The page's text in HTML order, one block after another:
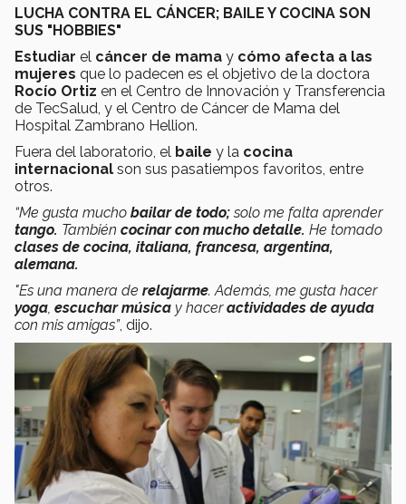
LUCHA CONTRA EL CÁNCER; BAILE Y COCINA SON
SUS "HOBBIES"
Estudiar el cáncer de mama y cómo afecta a las
mujeres que lo padecen es el objetivo de la doctora
Rocío Ortiz en el Centro de Innovación y Transferencia
de TecSalud, y el Centro de Cáncer de Mama del
Hospital Zambrano Hellion.
Fuera del laboratorio, el baile y la cocina
internacional son sus pasatiempos favoritos, entre
otros.
“Me gusta mucho bailar de todo;solo me falta aprender
tango. También cocinar con mucho detalle. He tomado
clases de cocina, italiana, francesa, argentina,
alemana.
"Es una manera de relajarme. Además, me gusta hacer
yoga, escuchar música y haceractividades de ayuda
con mis amigas”, dijo.